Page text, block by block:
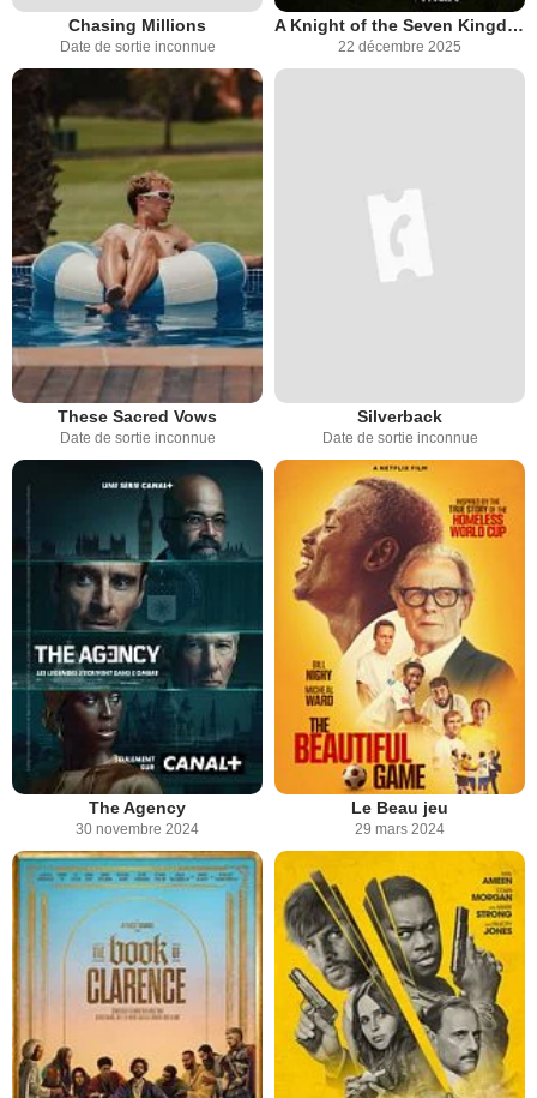
Chasing Millions
Date de sortie inconnue
A Knight of the Seven Kingdoms
22 décembre 2025
These Sacred Vows
Date de sortie inconnue
Silverback
Date de sortie inconnue
The Agency
30 novembre 2024
Le Beau jeu
29 mars 2024